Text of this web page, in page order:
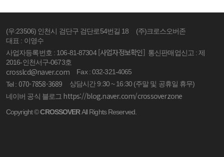
(우:23506) 인천시 검단구 검단로54번길 18
(주)크로스오버존
대표 : 이영수
사업자등록번호 : 106-81-87304[사업자정보확인] 통신판매업신고 : 제
2016-인천서구-0673호
crosslcd@naver.com
Fax : 032-321-4065
Tel : 070-7858-3689
상담시간 9:30 ~ 16:30 (주말 및 공휴일 휴무)
네이버 공식 블로그 https://blog.naver.com/crossoverzone
Copyright ©CROSSOVERAll Rights Reserved.